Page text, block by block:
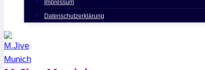
Impressum
Datenschutzerklärung